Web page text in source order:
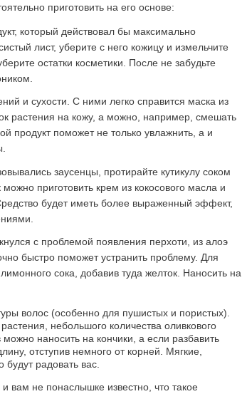
приготовить на его основе:
который действовал бы максимально
лист, уберите с него кожицу и измельчите
остатки косметики. После не забудьте
и сухости. С ними легко справится маска из
растения на кожу, а можно, например, смешать
продукт поможет не только увлажнить, а и
заусенцы, протирайте кутикулу соком
приготовить крем из кокосового масла и
будет иметь более выраженный эффект,
с проблемой появления перхоти, из алоэ
быстро поможет устранить проблему. Для
сока, добавив туда желток. Наносить на
волос (особенно для пушистых и пористых).
небольшого количества оливкового
можно наносить на кончики, а если разбавить
отступив немного от корней. Мягкие,
радовать вас.
вам не понаслышке известно, что такое